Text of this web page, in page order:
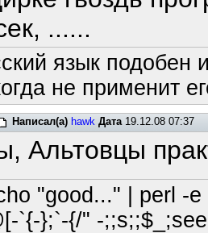
......
язык подобен
не применит
Написал(а) hawk Дата19.12.08 07:37
Альтовцы
"good..." | perl -
`{-};`-{/" -